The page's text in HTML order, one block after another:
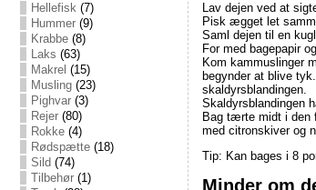
Hellefisk(7)
Hummer(9)
Krabbe(8)
Laks (63)
Makrel (15)
Musling(23)
Pighvar(3)
Rejer(80)
Rokke(4)
Rødspætte(18)
Sild (74)
Tilbehør(1)
Lav dejen ved at
Pisk ægget let
Saml dejen til en
For med bagepapir
Kom kammuslinger
begynder at blive
skaldyrsblandingen.
Skaldyrsblandingen
Bag tærte midt i den
med citronskiver og
Tip: Kan bages i 8
Minder om